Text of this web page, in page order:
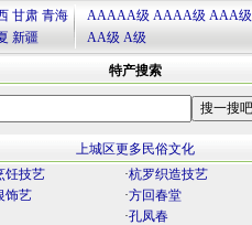
甘肃 青海
新疆
AAAAA级 AAAA级 AAA级
AA级 A级
特产搜索
上城区更多民俗文化
饪技艺 ·杭罗织造技艺
饰艺 ·方回春堂
·孔凤春